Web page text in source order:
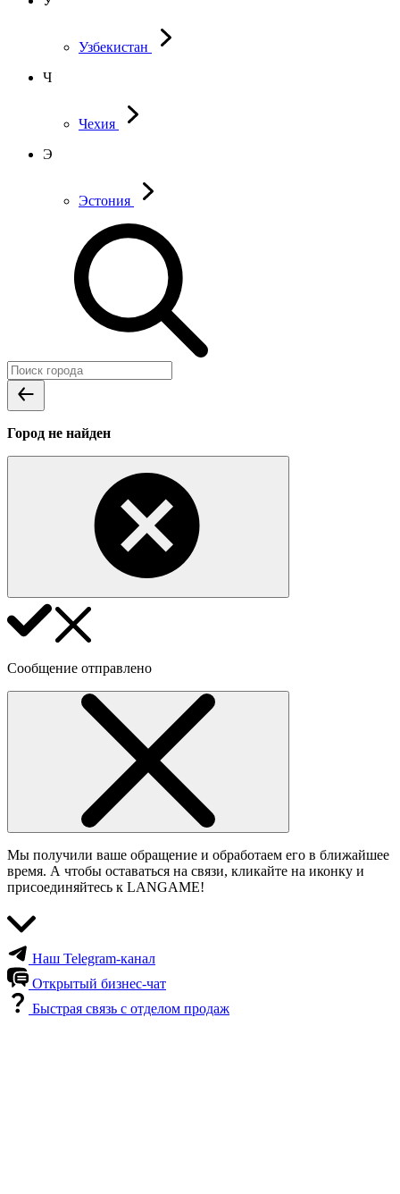
Узбекистан
Ч
Чехия
Э
Эстония
Город не найден
Сообщение отправлено
Мы получили ваше обращение и обработаем его в ближайшее
время. А чтобы оставаться на связи, кликайте на иконку и
присоединяйтесь к LANGAME!
Наш Telegram-канал
Открытый бизнес-чат
Быстрая связь с отделом продаж